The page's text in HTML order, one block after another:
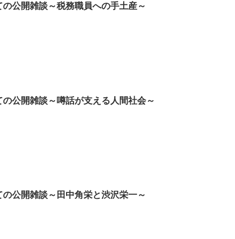
公開雑談～税務職員への手土産～
公開雑談～噂話が支える人間社会～
公開雑談～田中角栄と渋沢栄一～